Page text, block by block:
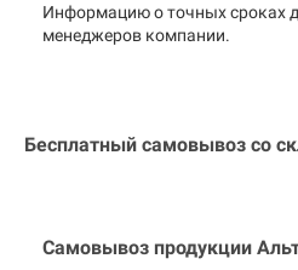
Информацию о точных сроках
менеджеров компании.
Бесплатный самовывоз со
Самовывоз продукции